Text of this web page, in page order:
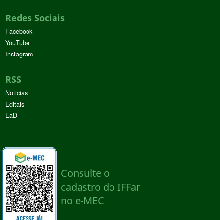
Redes Sociais
Facebook
YouTube
Instagram
RSS
Noticias
Editais
EaD